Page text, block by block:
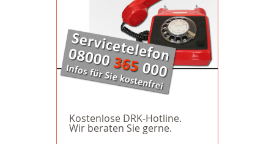
Kostenlose DRK-Hotline.
Wir beraten Sie gerne.